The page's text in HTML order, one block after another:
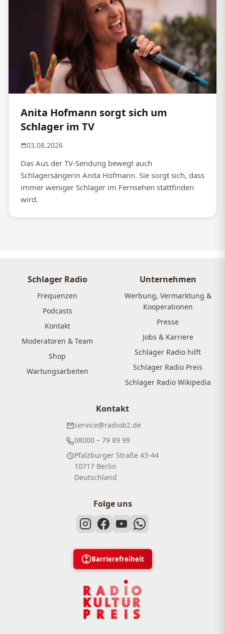
Anita Hofmann sorgt sich um
Schlager im TV
03.08.2026
Das Aus der TV-Sendung bewegt auch
Schlagersängerin Anita Hofmann. Sie sorgt sich, dass
immer weniger Schlager im Fernsehen stattfinden
wird.
Schlager Radio
Frequenzen
Podcasts
Kontakt
Moderatoren & Team
Shop
Wartungsarbeiten
Unternehmen
Werbung, Vermarktung &
Kooperationen
Presse
Jobs & Karriere
Schlager Radio hilft
Schlager Radio Preis
Schlager Radio Wikipedia
Kontakt
service@radiob2.de
08000 – 79 89 99
Pfalzburger Straße 43-44
10717 Berlin
Deutschland
Folge uns
Barrierefreiheit